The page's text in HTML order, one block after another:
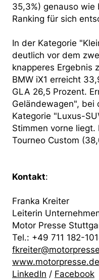
35,3%) genauso wie
Ranking für sich
In der Kategorie
deutlich vor dem
knapperes Ergebnis
BMW iX1 erreicht
GLA 26,5 Prozent.
Geländewagen", bei
Kategorie "Luxus-
Stimmen vorne
Tourneo Custom
Kontakt:
Franka Kreiter
Leiterin
Motor Presse
Tel.: +49 711 182-
www.motorpresse.de
LinkedIn / Facebook